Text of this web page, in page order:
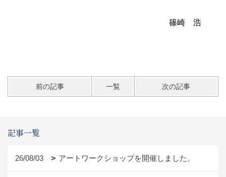
篠崎 浩
前の記事 一覧 次の記事
記事一覧
26/08/03 アートワークショップを開催しました。